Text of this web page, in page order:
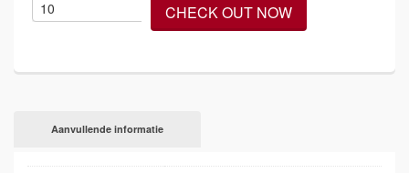
CHECK OUT NOW
Aanvullende informatie